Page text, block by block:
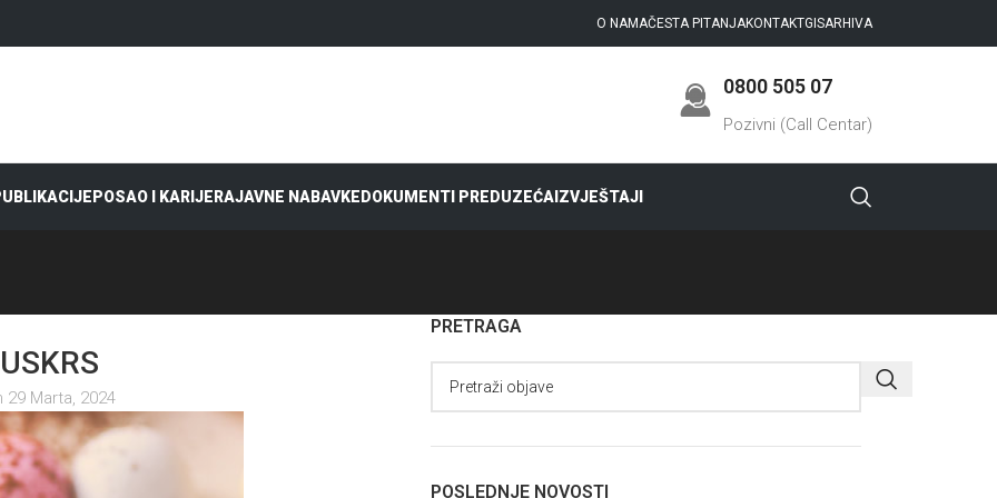
O NAMAČESTA PITANJAKONTAKTGISARHIVA
0800 505 07
Pozivni (Call Centar)
POSAO I KARIJERAJAVNE NABAVKEDOKUMENTI PREDUZEĆAIZVJEŠTAJI
29 Marta, 2024
PRETRAGA
POSLEDNJE NOVOSTI